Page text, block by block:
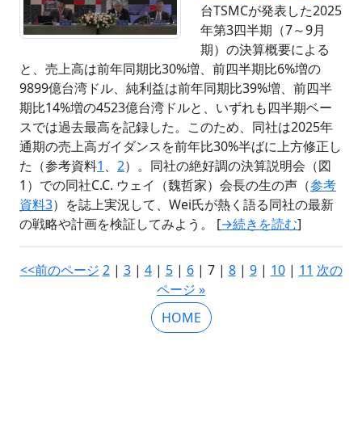
台TSMCが発表した2025
年第3四半期（7～9月
期）の決算概要による
と、売上高は前年同期比30%増、前四半期比6%増の
9899億台湾ドル、純利益は前年同期比39%増、前四半
期比14%増の4523億台湾ドルと、いずれも四半期ベー
スでは過去最高を記録した。このため、同社は2025年
通期の売上高ガイダンスを前年比30%半ばに上方修正し
た（参考資料1 、 2）。同社の絶好調の決算説明会（図
1）での同社C.C. ウェイ（魏哲家）会長の生の声（参考
資料3）を誌上実況して、Wei氏が熱く語る同社の最新
の戦略や計画を検証してみよう。 [→続きを読む]
<<前のページ 2| 3| 4| 5| 6| 7 | 8| 9| 10| 11 次の
ページ »
HOME